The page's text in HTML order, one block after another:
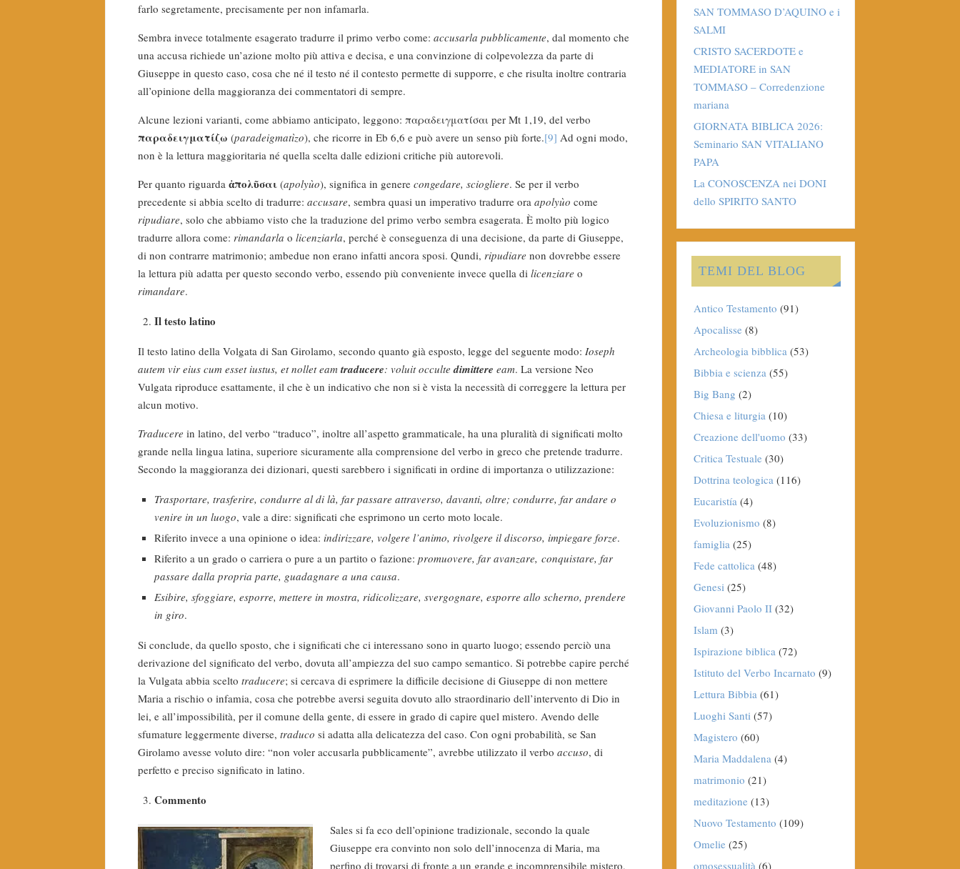
farlo segretamente, precisamente per non infamarla.
Sembra invece totalmente esagerato tradurre il primo verbo come: accusarla pubblicamente, dal momento che
una accusa richiede un’azione molto più attiva e decisa, e una convinzione di colpevolezza da parte di
Giuseppe in questo caso, cosa che né il testo né il contesto permette di supporre, e che risulta inoltre contraria
all’opinione della maggioranza dei commentatori di sempre.
Alcune lezioni varianti, come abbiamo anticipato, leggono: παραδειγματίσαι per Mt 1,19, del verbo
παραδειγματίζω (paradeigmatìzo), che ricorre in Eb 6,6 e può avere un senso più forte.[9] Ad ogni modo,
non è la lettura maggioritaria né quella scelta dalle edizioni critiche più autorevoli.
Per quanto riguarda ἀπολῦσαι (apolyùo), significa in genere congedare, sciogliere. Se per il verbo
precedente si abbia scelto di tradurre: accusare, sembra quasi un imperativo tradurre ora apolyùo come
ripudiare, solo che abbiamo visto che la traduzione del primo verbo sembra esagerata. È molto più logico
tradurre allora come: rimandarla o licenziarla, perché è conseguenza di una decisione, da parte di Giuseppe,
di non contrarre matrimonio; ambedue non erano infatti ancora sposi. Qundi, ripudiare non dovrebbe essere
la lettura più adatta per questo secondo verbo, essendo più conveniente invece quella di licenziare o
rimandare.
Il testo latino
Il testo latino della Volgata di San Girolamo, secondo quanto già esposto, legge del seguente modo: Ioseph
autem vir eius cum esset iustus, et nollet eam traducere: voluit occultedimittere eam. La versione Neo
Vulgata riproduce esattamente, il che è un indicativo che non si è vista la necessità di correggere la lettura per
alcun motivo.
Traducere in latino, del verbo “traduco”, inoltre all’aspetto grammaticale, ha una pluralità di significati molto
grande nella lingua latina, superiore sicuramente alla comprensione del verbo in greco che pretende tradurre.
Secondo la maggioranza dei dizionari, questi sarebbero i significati in ordine di importanza o utilizzazione:
Trasportare, trasferire, condurre al di là, far passare attraverso, davanti, oltre; condurre, far andare o
venire in un luogo, vale a dire: significati che esprimono un certo moto locale.
Riferito invece a una opinione o idea: indirizzare, volgere l’animo, rivolgere il discorso, impiegare forze.
Riferito a un grado o carriera o pure a un partito o fazione: promuovere, far avanzare, conquistare, far
passare dalla propria parte, guadagnare a una causa.
Esibire, sfoggiare, esporre, mettere in mostra, ridicolizzare, svergognare, esporre allo scherno, prendere
in giro.
Si conclude, da quello sposto, che i significati che ci interessano sono in quarto luogo; essendo perciò una
derivazione del significato del verbo, dovuta all’ampiezza del suo campo semantico. Si potrebbe capire perché
la Vulgata abbia scelto traducere; si cercava di esprimere la difficile decisione di Giuseppe di non mettere
Maria a rischio o infamia, cosa che potrebbe aversi seguita dovuto allo straordinario dell’intervento di Dio in
lei, e all’impossibilità, per il comune della gente, di essere in grado di capire quel mistero. Avendo delle
sfumature leggermente diverse, traduco si adatta alla delicatezza del caso. Con ogni probabilità, se San
Girolamo avesse voluto dire: “non voler accusarla pubblicamente”, avrebbe utilizzato il verbo accuso, di
perfetto e preciso significato in latino.
Commento
Sales si fa eco dell’opinione tradizionale, secondo la quale
Giuseppe era convinto non solo dell’innocenza di Maria, ma
perfino di trovarsi di fronte a un grande e incomprensibile mistero,
SAN TOMMASO D’AQUINO e i
SALMI
CRISTO SACERDOTE e
MEDIATORE in SAN
TOMMASO – Corredenzione
mariana
GIORNATA BIBLICA 2026:
Seminario SAN VITALIANO
PAPA
La CONOSCENZA nei DONI
dello SPIRITO SANTO
TEMI DEL BLOG
Antico Testamento (91)
Apocalisse (8)
Archeologia bibblica (53)
Bibbia e scienza (55)
Big Bang (2)
Chiesa e liturgia (10)
Creazione dell'uomo (33)
Critica Testuale (30)
Dottrina teologica (116)
Eucaristía (4)
Evoluzionismo (8)
famiglia (25)
Fede cattolica (48)
Genesi (25)
Giovanni Paolo II(32)
Islam (3)
Ispirazione biblica (72)
Istituto del Verbo Incarnato (9)
Lettura Bibbia (61)
Luoghi Santi (57)
Magistero (60)
Maria Maddalena (4)
matrimonio (21)
meditazione (13)
Nuovo Testamento (109)
Omelie (25)
omosessualità (6)